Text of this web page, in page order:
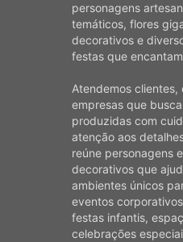
personagens
temáticos, flores
decorativos e
festas que
Atendemos clientes,
empresas que
produzidas com
atenção aos
reúne personagens
decorativos que
ambientes únicos
eventos
festas infantis,
celebrações